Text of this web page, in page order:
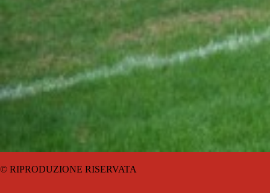
© RIPRODUZIONE RISERVATA